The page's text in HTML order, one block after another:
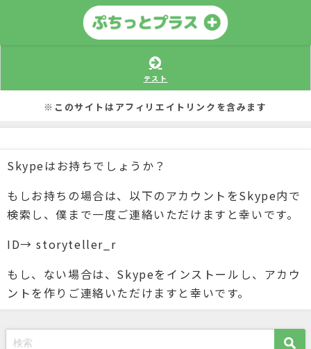
テスト
※このサイトはアフィリエイトリンクを含みます
Skypeはお持ちでしょうか？
もしお持ちの場合は、以下のアカウントをSkype内で
検索し、僕まで一度ご連絡いただけますと幸いです。
ID→ storyteller_r
もし、ない場合は、Skypeをインストールし、アカウ
ントを作りご連絡いただけますと幸いです。